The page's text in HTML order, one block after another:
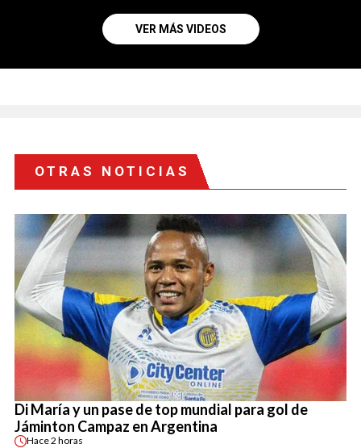
VER MÁS VIDEOS
OTRAS NOTICIAS
Di María y un pase de top mundial para gol de
Jáminton Campaz en Argentina
Hace2 horas